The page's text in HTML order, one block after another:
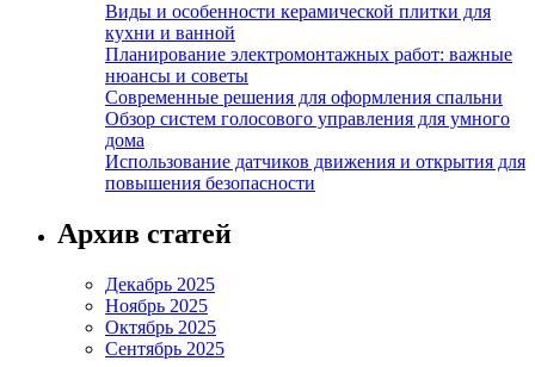
Виды и особенности керамической плитки для
кухни и ванной
Планирование электромонтажных работ: важные
нюансы и советы
Современные решения для оформления спальни
Обзор систем голосового управления для умного
дома
Использование датчиков движения и открытия для
повышения безопасности
Архив статей
Декабрь 2025
Ноябрь 2025
Октябрь 2025
Сентябрь 2025